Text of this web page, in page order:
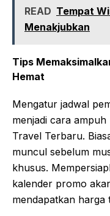
READ Tempat
Menakjubkan
Tips
Hemat
Mengatur jadwal
menjadi cara
Travel Terbaru.
muncul sebelum
khusus.
kalender promo
mendapatkan harga